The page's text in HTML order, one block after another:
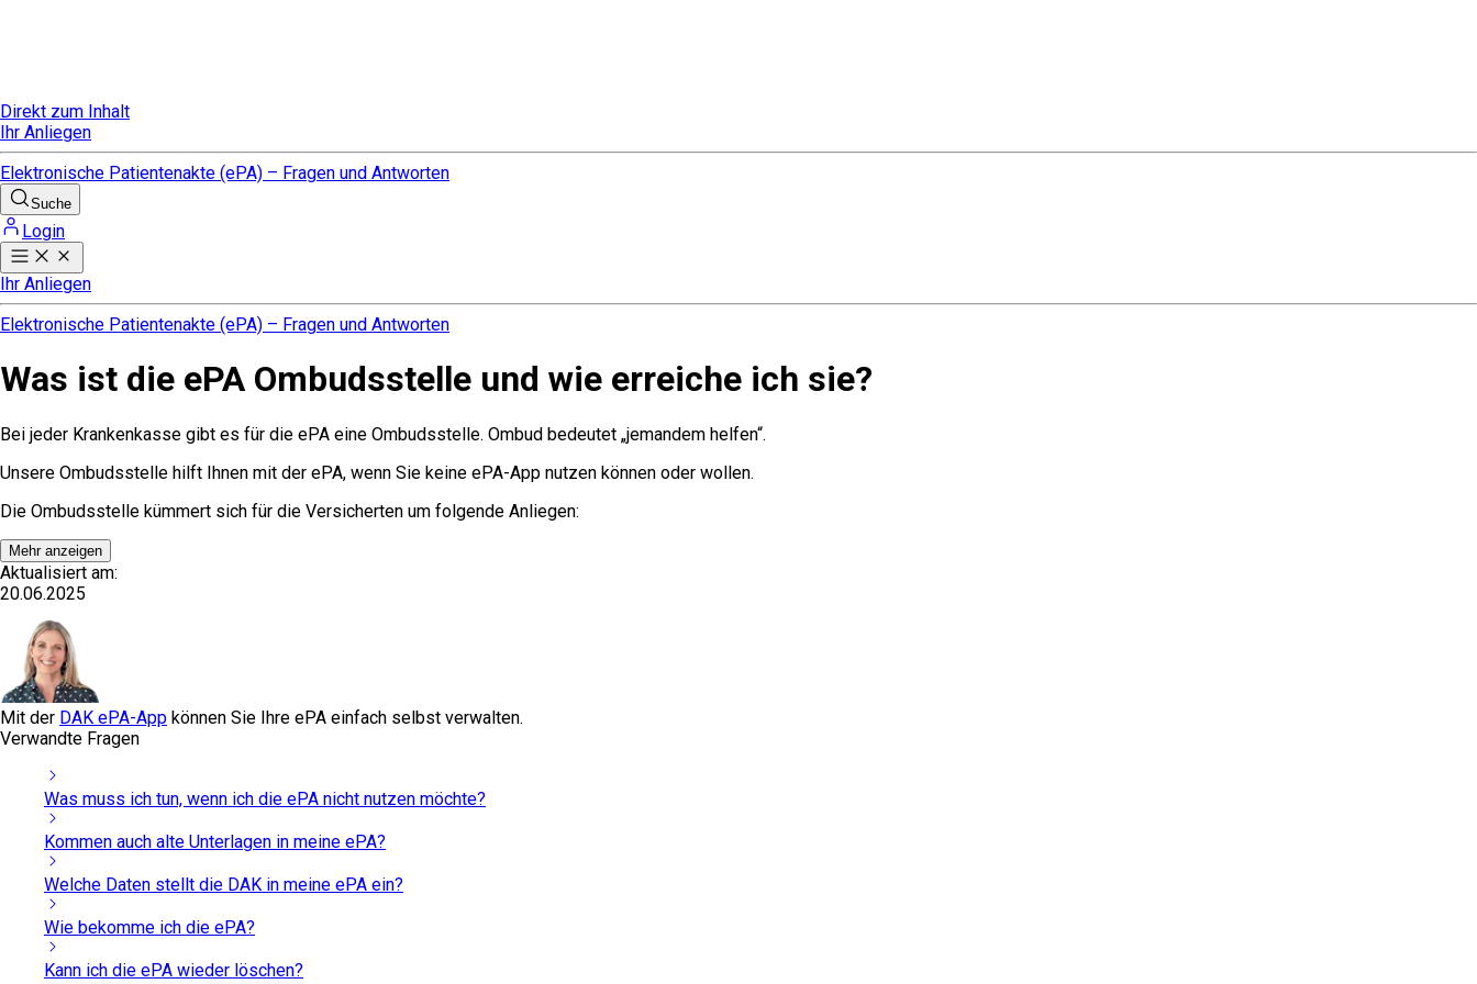
Direkt zum Inhalt
Ihr Anliegen
Elektronische Patientenakte (ePA) – Fragen und Antworten
Suche
Login
Ihr Anliegen
Elektronische Patientenakte (ePA) – Fragen und Antworten
Was ist die ePA Ombudsstelle und wie erreiche ich sie?
Bei jeder Krankenkasse gibt es für die ePA eine Ombudsstelle. Ombud bedeutet „jemandem helfen“.
Unsere Ombudsstelle hilft Ihnen mit der ePA, wenn Sie keine ePA-App nutzen können oder wollen.
Die Ombudsstelle kümmert sich für die Versicherten um folgende Anliegen:
Mehr anzeigen
Aktualisiert am:
20.06.2025
Mit der DAK ePA-App können Sie Ihre ePA einfach selbst verwalten.
Verwandte Fragen
Was muss ich tun, wenn ich die ePA nicht nutzen möchte?
Kommen auch alte Unterlagen in meine ePA?
Welche Daten stellt die DAK in meine ePA ein?
Wie bekomme ich die ePA?
Kann ich die ePA wieder löschen?